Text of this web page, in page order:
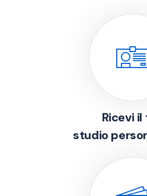
Ricevi il
studio